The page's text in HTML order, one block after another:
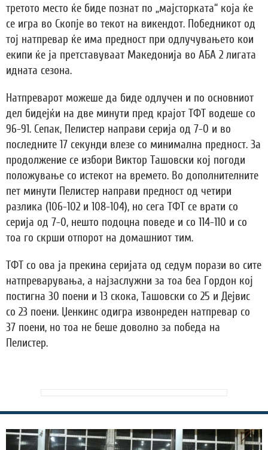
третото место ќе биде познат по „мајсторката“ која ќе
се игра во Скопје во текот на викендот. Победникот од
тој натпревар ќе има предност при одлучувањето кои
екипи ќе ја претставуваат Македонија во АБА 2 лигата
идната сезона.
Натпреварот можеше да биде одлучен и по основниот
дел бидејќи на две минути пред крајот ТФТ водеше со
96-91. Сепак, Пелистер направи серија од 7-0 и во
последните 17 секунди влезе со минимална предност. За
продолжение се избори Виктор Ташовски кој погоди
положување со истекот на времето. Во дополнителните
пет минути Пелистер направи предност од четири
разлика (106-102 и 108-104), но сега ТФТ се врати со
серија од 7-0, нешто подоцна поведе и со 114-110 и со
тоа го скрши отпорот на домашниот тим.
ТФТ со ова ја прекина серијата од седум порази во сите
натпреварувања, а најзаслужни за тоа беа Гордон кој
постигна 30 поени и 13 скока, Ташовски со 25 и Дејвис
со 23 поени. Џенкинс одигра извонреден натпревар со
37 поени, но тоа не беше доволно за победа на
Пелистер.